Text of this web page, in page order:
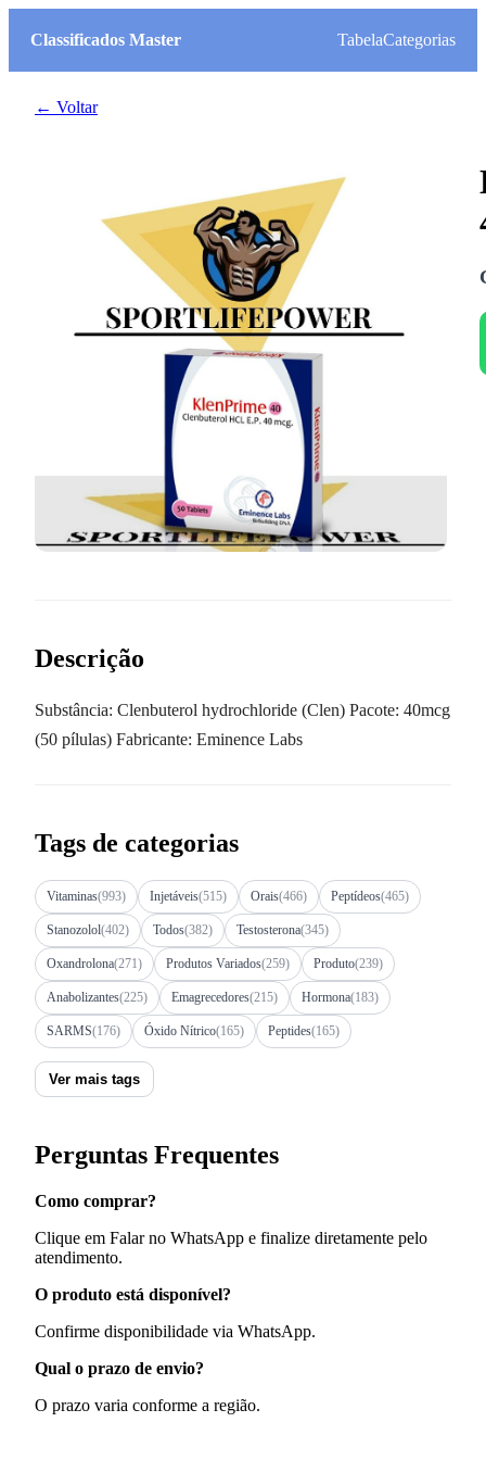
Classificados Master TabelaCategorias
← Voltar
Descrição
Substância: Clenbuterol hydrochloride (Clen) Pacote: 40mcg
(50 pílulas) Fabricante: Eminence Labs
Tags de categorias
Vitaminas(993) Injetáveis(515) Orais(466) Peptídeos(465)
Stanozolol(402) Todos(382) Testosterona(345)
Oxandrolona(271) Produtos Variados(259) Produto(239)
Anabolizantes(225) Emagrecedores(215) Hormona(183)
SARMS(176) Óxido Nítrico(165) Peptides(165)
Ver mais tags
Perguntas Frequentes
Como comprar?
Clique em Falar no WhatsApp e finalize diretamente pelo
atendimento.
O produto está disponível?
Confirme disponibilidade via WhatsApp.
Qual o prazo de envio?
O prazo varia conforme a região.